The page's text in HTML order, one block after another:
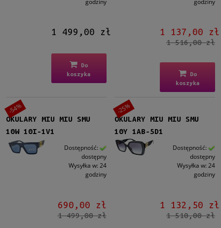
(44)
Filtruj
Nowość
tak(1)
godziny
1 499,00 zł
Do
koszyka
godziny
1 137,00 zł
1 516,00 zł
Do
koszyka
OKULARY MIU MIU SMU
10W 10I-1V1
Dostępność:
dostępny
Wysyłka w: 24
godziny
690,00 zł
1 499,00 zł
-54%
OKULARY MIU MIU SMU
10Y 1AB-5D1
Dostępność:
dostępny
Wysyłka w: 24
godziny
1 132,50 zł
1 510,00 zł
-25%